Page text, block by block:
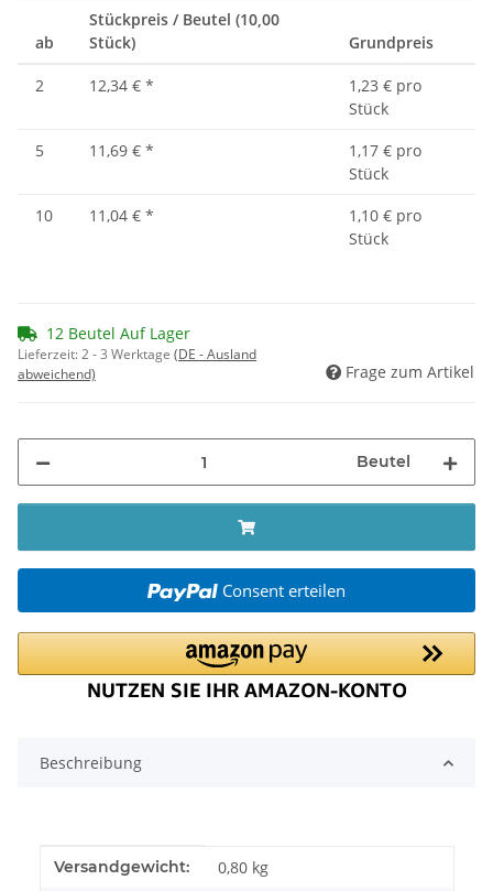
ab
Stückpreis / Beutel (10,00
Stück)
Grundpreis
2 12,34 € *
1,23 € pro
Stück
5
11,69 € *
1,17 € pro
Stück
10
11,04 € *
1,10 € pro
Stück
12 Beutel Auf Lager
Lieferzeit:2 - 3 Werktage (DE - Ausland
abweichend)
Frage zum Artikel
Beutel
Consent erteilen
Beschreibung
Produkteigenschaft
Wert
Versandgewicht: 0,80 kg